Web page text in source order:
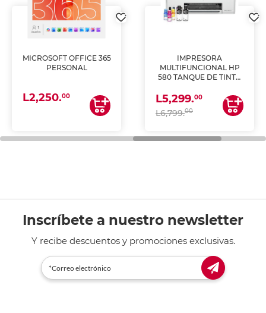
MICROSOFT OFFICE 365
PERSONAL
L2,250.00
IMPRESORA
MULTIFUNCIONAL HP
580 TANQUE DE TINTA
ESCANEA)
L5,299.00
L6,799.00
Inscríbete a nuestro newsletter
Y recibe descuentos y promociones exclusivas.